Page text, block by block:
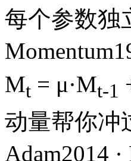
每个参数独
Momentum
Mt = μ·Mt-1
动量帮你冲
Adam2014